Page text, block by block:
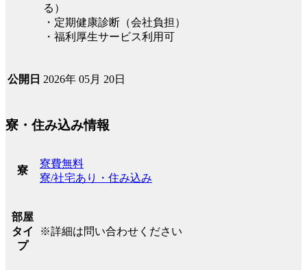
る）
・定期健康診断（会社負担）
・福利厚生サービス利用可
公開日 2026年 05月 20日
寮・住み込み情報
寮
寮費無料
寮/社宅あり・住み込み
部屋
タイ
プ
※詳細は問い合わせください